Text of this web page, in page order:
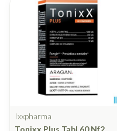
Ixxpharma